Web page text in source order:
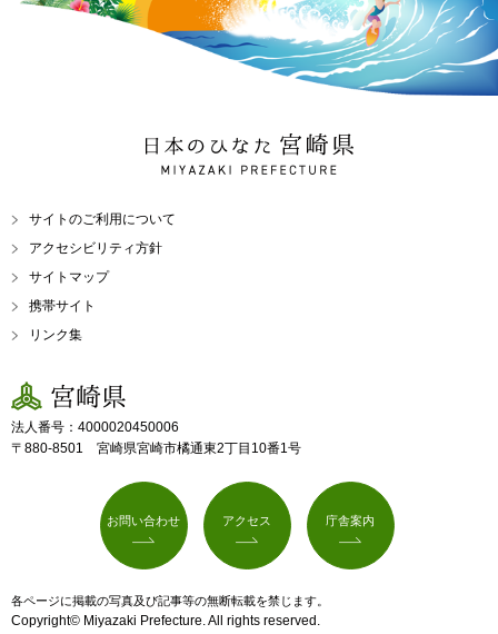
日本のひなた 宮崎県
MIYAZAKI PREFECTURE
サイトのご利用について
アクセシビリティ方針
サイトマップ
携帯サイト
リンク集
宮崎県
法人番号：4000020450006
〒880-8501 宮崎県宮崎市橘通東2丁目10番1号
お問い合わせ アクセス 庁舎案内
各ページに掲載の写真及び記事等の無断転載を禁じます。
Copyright© Miyazaki Prefecture. All rights reserved.